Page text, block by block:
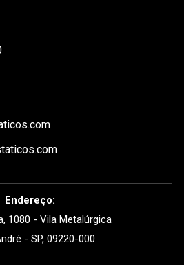
Endereço:
1080 - Vila Metalúrgica
- SP, 09220-000